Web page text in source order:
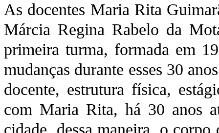
As docentes Maria Rita
Márcia Regina Rabelo da
primeira turma, formada em
mudanças durante esses 30
docente, estrutura física,
com Maria Rita, há 30 anos